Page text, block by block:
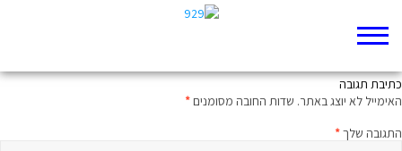
כתיבת תגובה
האימייל לא יוצג באתר. שדות החובה מסומנים*
התגובה שלך*